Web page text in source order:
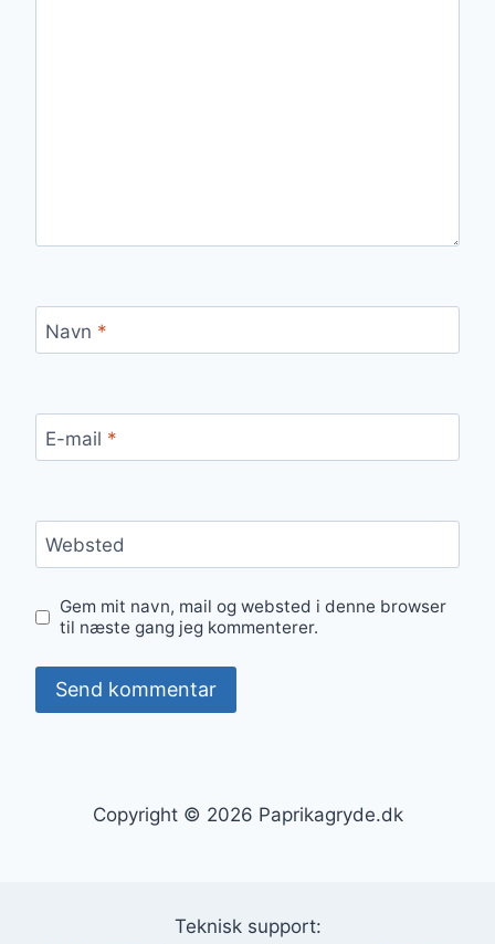
Navn *
E-mail *
Websted
Gem mit navn, mail og websted i denne browser
til næste gang jeg kommenterer.
Copyright © 2026 Paprikagryde.dk
Teknisk support: